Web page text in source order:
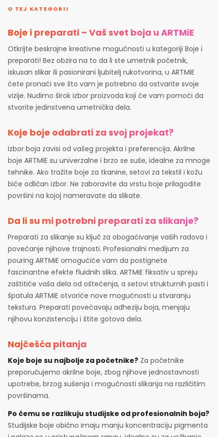
O TEJ KATEGORII
Boje i preparati – Vaš svet boja u ARTMiE
Otkrijte beskrajne kreativne mogućnosti u kategoriji Boje i
preparati! Bez obzira na to da li ste umetnik početnik,
iskusan slikar ili pasionirani ljubitelj rukotvorina, u ARTMiE
ćete pronaći sve što vam je potrebno da ostvarite svoje
vizije. Nudimo širok izbor proizvoda koji će vam pomoći da
stvorite jedinstvena umetnička dela.
Koje boje odabrati za svoj projekat?
Izbor boja zavisi od vašeg projekta i preferencija. Akrilne
boje ARTMiE su univerzalne i brzo se suše, idealne za mnoge
tehnike. Ako tražite boje za tkanine, setovi za tekstil i kožu
biće odličan izbor. Ne zaboravite da vrstu boje prilagodite
površini na kojoj nameravate da slikate.
Da li su mi potrebni preparati za slikanje?
Preparati za slikanje su ključ za obogaćivanje vaših radova i
povećanje njihove trajnosti. Profesionalni medijum za
pouring ARTMiE omogućiće vam da postignete
fascinantne efekte fluidnih slika. ARTMiE fiksativ u spreju
zaštitiće vaša dela od oštećenja, a setovi strukturnih pasti i
špatula ARTMiE otvoriće nove mogućnosti u stvaranju
tekstura. Preparati povećavaju adheziju boja, menjaju
njihovu konzistenciju i štite gotova dela.
Najčešća pitanja
Koje boje su najbolje za početnike? Za početnike
preporučujemo akrilne boje, zbog njihove jednostavnosti
upotrebe, brzog sušenja i mogućnosti slikanja na različitim
površinama.
Po čemu se razlikuju studijske od profesionalnih boja?
Studijske boje obično imaju manju koncentraciju pigmenta